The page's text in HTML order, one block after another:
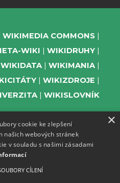
WIKIMEDIA COMMONS
WIKI
WIKIDRUHY
WIKIDATA
WIKIMANIA
WIKIZDROJE
WIKISLOVNÍK
PODPOŘTE NÁS
NEWSLETTER
UDÁLOSTÍ WMČR
×
cookie ke zlepšení
našich webových stránek
v souladu s našimi zásadami
CÍLENÍ